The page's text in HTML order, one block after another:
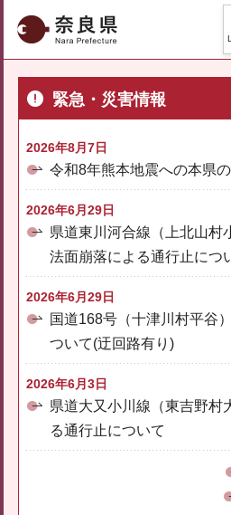
奈良県
緊急・災害情報
2026年8月7日
令和8年熊本地震への本県
2026年6月29日
県道東川河合線（上北山村
法面崩落による通行止につ
2026年6月29日
国道168号（十津川村平谷
ついて(迂回路有り)
2026年6月3日
県道大又小川線（東吉野村
る通行止について